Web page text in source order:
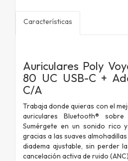
Características
Auriculares Poly
80 UC USB-C +
C/A
Trabaja donde quieras con el
auriculares Bluetooth®
Sumérgete en un sonido rico
gracias a las suaves
diadema ajustable, sin perder
cancelación activa de ruido